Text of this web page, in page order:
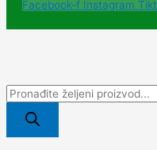
Facebook-f Instagram